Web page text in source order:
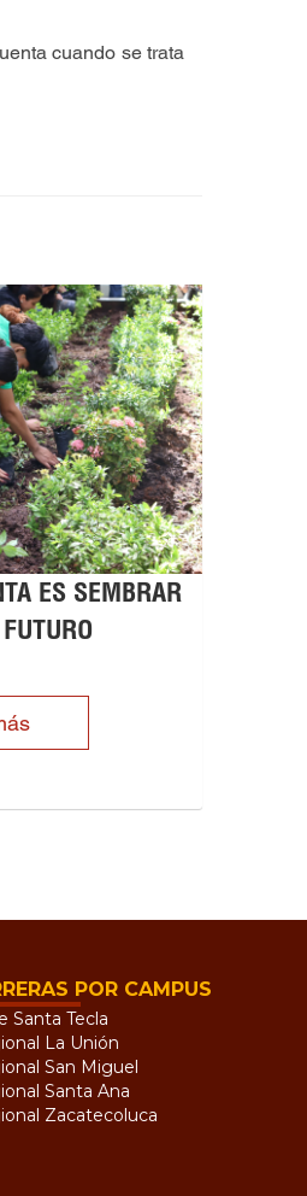
cuando se trata
ES SEMBRAR
POR CAMPUS
Santa Tecla
La Unión
San Miguel
Santa Ana
Zacatecoluca